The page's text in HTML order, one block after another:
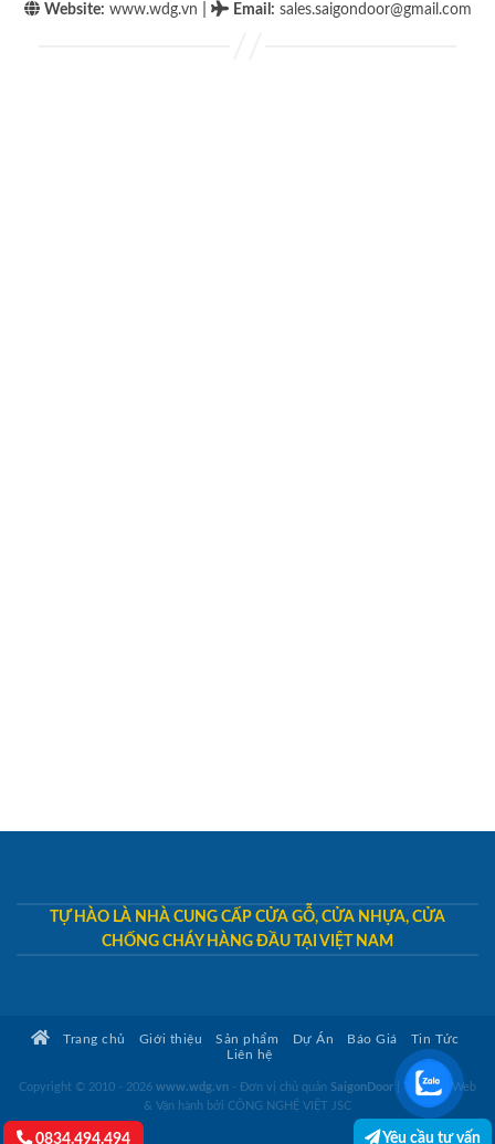
Website: www.wdg.vn Email : sales.saigondoor@gmail.com
TỰ HÀO LÀ NHÀ CUNG CẤP CỬA GỖ, CỬA NHỰA, CỬA
CHỐNG CHÁY HÀNG ĐẦU TẠI VIỆT NAM
Trang chủ Giới thiệu Sản phẩm Dự Án Báo Giá
Tin Tức
Liên hệ
Copyright © 2010 - 2026 www.wdg.vn - Đơn vị chủ quản SaigonDoor
Thiết kế Web
& Vận hành bởi CÔNG NGHỆ VIỆT JSC
0834.494.494 Yêu cầu tư vấn